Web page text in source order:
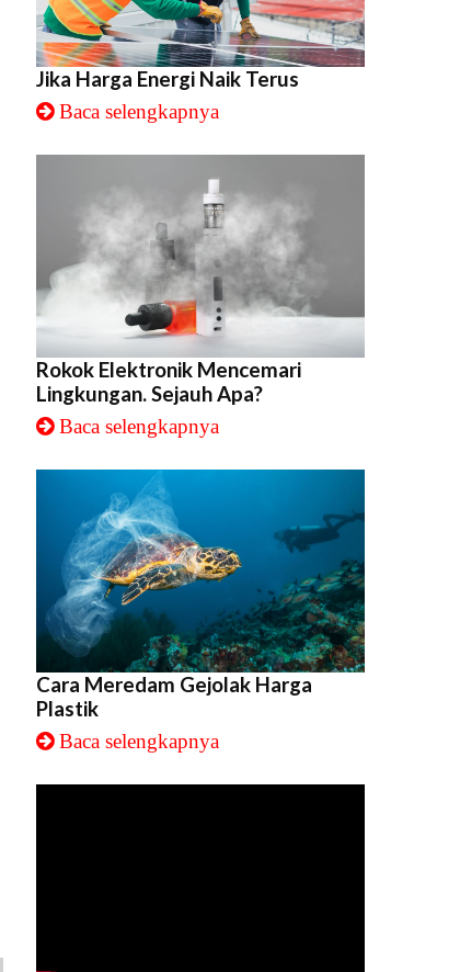
Jika Harga Energi Naik Terus
Baca selengkapnya
Rokok Elektronik Mencemari
Lingkungan. Sejauh Apa?
Baca selengkapnya
Cara Meredam Gejolak Harga
Plastik
Baca selengkapnya